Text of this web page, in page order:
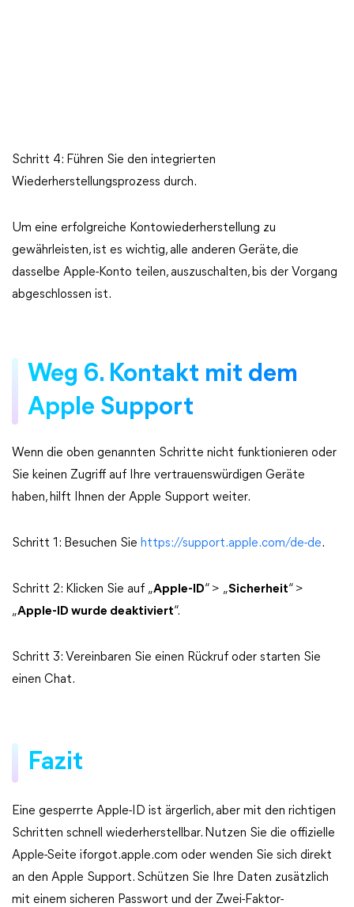
Schritt 4: Führen Sie den integrierten
Wiederherstellungsprozess durch.
Um eine erfolgreiche Kontowiederherstellung zu
gewährleisten, ist es wichtig, alle anderen Geräte, die
dasselbe Apple-Konto teilen, auszuschalten, bis der Vorgang
abgeschlossen ist.
Weg 6. Kontakt mit dem
Apple Support
Wenn die oben genannten Schritte nicht funktionieren oder
Sie keinen Zugriff auf Ihre vertrauenswürdigen Geräte
haben, hilft Ihnen der Apple Support weiter.
Schritt 1: Besuchen Sie https://support.apple.com/de-de.
Schritt 2: Klicken Sie auf „Apple-ID“ > „Sicherheit“ >
„Apple-ID wurde deaktiviert“.
Schritt 3: Vereinbaren Sie einen Rückruf oder starten Sie
einen Chat.
Fazit
Eine gesperrte Apple-ID ist ärgerlich, aber mit den richtigen
Schritten schnell wiederherstellbar. Nutzen Sie die offizielle
Apple-Seite iforgot.apple.com oder wenden Sie sich direkt
an den Apple Support. Schützen Sie Ihre Daten zusätzlich
mit einem sicheren Passwort und der Zwei-Faktor-